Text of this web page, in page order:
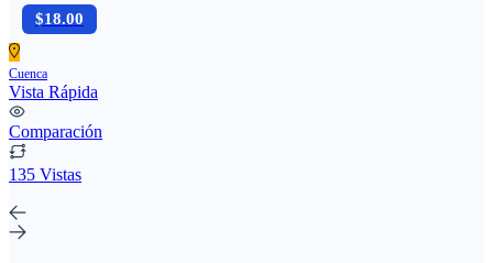
$18.00
Cuenca
Vista Rápida
Comparación
135 Vistas